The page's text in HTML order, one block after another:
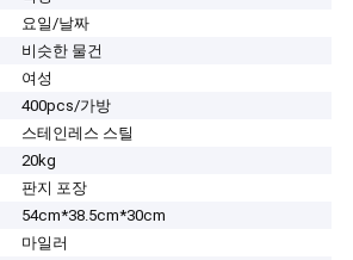
요일/날짜
비슷한 물건
여성
400pcs/가방
스테인레스 스틸
20kg
판지 포장
54cm*38.5cm*30cm
마일러